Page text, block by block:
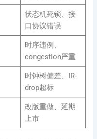
状态机死锁、接
口协议错误
时序违例、
congestion严重
时钟树偏差、IR-
drop超标
改版重做、延期
上市